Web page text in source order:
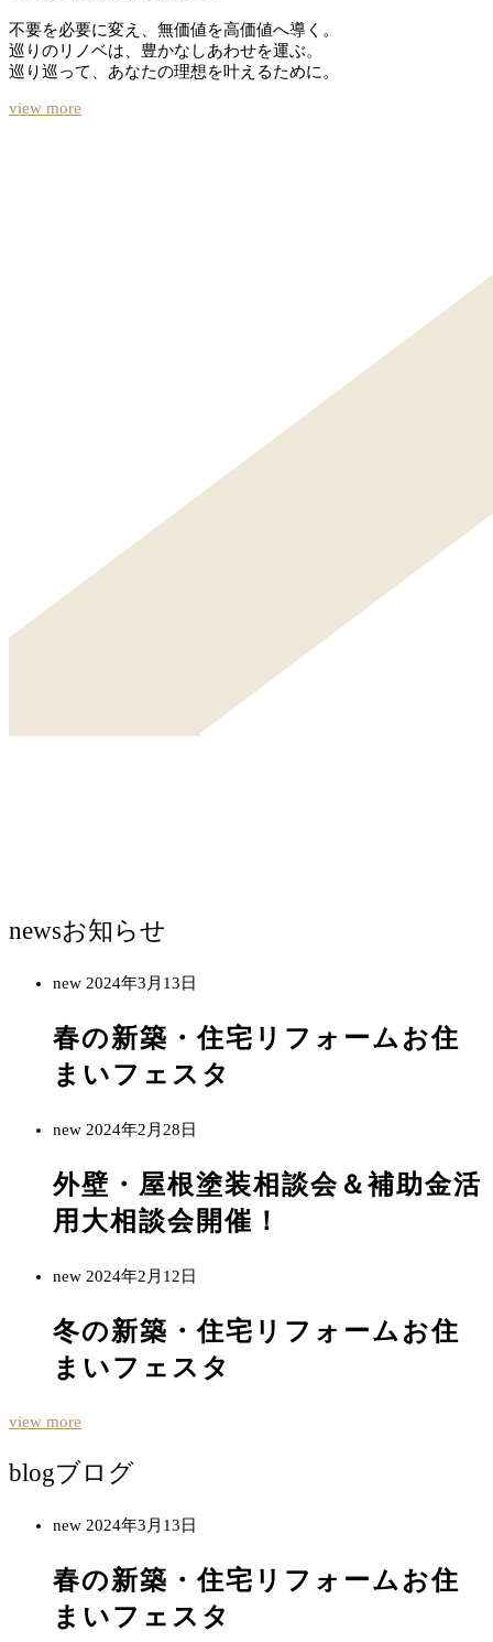
不要を必要に変え、無価値を高価値へ導く。
巡りのリノベは、豊かなしあわせを運ぶ。
巡り巡って、あなたの理想を叶えるために。
view more
newsお知らせ
new 2024年3月13日
春の新築・住宅リフォームお住
まいフェスタ
new 2024年2月28日
外壁・屋根塗装相談会＆補助金活
用大相談会開催！
new 2024年2月12日
冬の新築・住宅リフォームお住
まいフェスタ
view more
blogブログ
new 2024年3月13日
春の新築・住宅リフォームお住
まいフェスタ